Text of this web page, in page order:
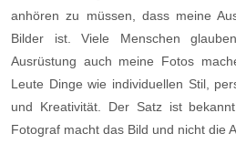
anhören zu müssen, dass meine
Bilder ist. Viele Menschen
Ausrüstung auch meine Fotos
Leute Dinge wie individuellen Stil,
und Kreativität. Der Satz ist
Fotograf macht das Bild und nicht die